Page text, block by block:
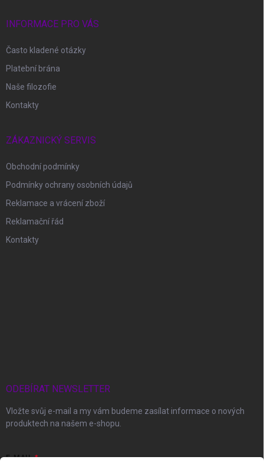
INFORMACE PRO VÁS
Často kladené otázky
Platební brána
Naše filozofie
Kontakty
ZÁKAZNICKÝ SERVIS
Obchodní podmínky
Podmínky ochrany osobních údajů
Reklamace a vrácení zboží
Reklamační řád
Kontakty
ODEBÍRAT NEWSLETTER
Vložte svůj e-mail a my vám budeme zasílat informace o nových
produktech na našem e-shopu.
E-MAIL